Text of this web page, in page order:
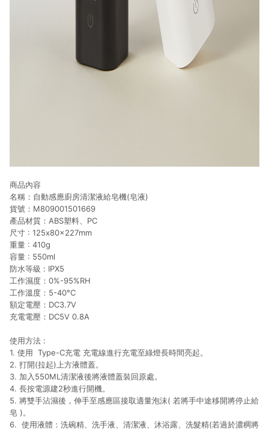
商品內容
名稱：自動感應廚房清潔液給皂機(皂液)
貨號：M809001501669
產品材質：ABS塑料、PC
尺寸 : 125x80x227mm
重量 : 410g
容量 : 550ml
防水等級 : IPX5
工作濕度：0%-95%RH
工作溫度：5-40°C
額定電壓：DC3.7V
充電電壓：DC5V 0.8A
使用方法 :
1. 使用 Type-C充電 充電線進行充電至綠燈長時間亮起。
2. 打開(拉起)上方液體蓋。
3. 加入550ML清潔液後將液體蓋裝回原處。
4. 長按電源建2秒進行開機。
5. 將雙手沾濕後，伸手至感應區接取適量泡沫( 若將手中途移開將停止給
皂 )。
6. 使用液體：洗碗精、洗手液、清潔液、沐浴露、洗髮精(若過於濃稠將